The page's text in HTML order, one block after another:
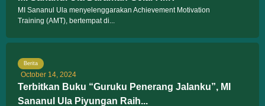
MI Sananul Ula menyelenggarakan Achievement Motivation
Training (AMT), bertempat di...
Berita
October 14, 2024
Terbitkan Buku “Guruku Penerang Jalanku”, MI
Sananul Ula Piyungan Raih...